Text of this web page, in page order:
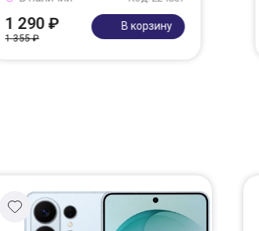
1 290 ₽
1 355 ₽
В корзину